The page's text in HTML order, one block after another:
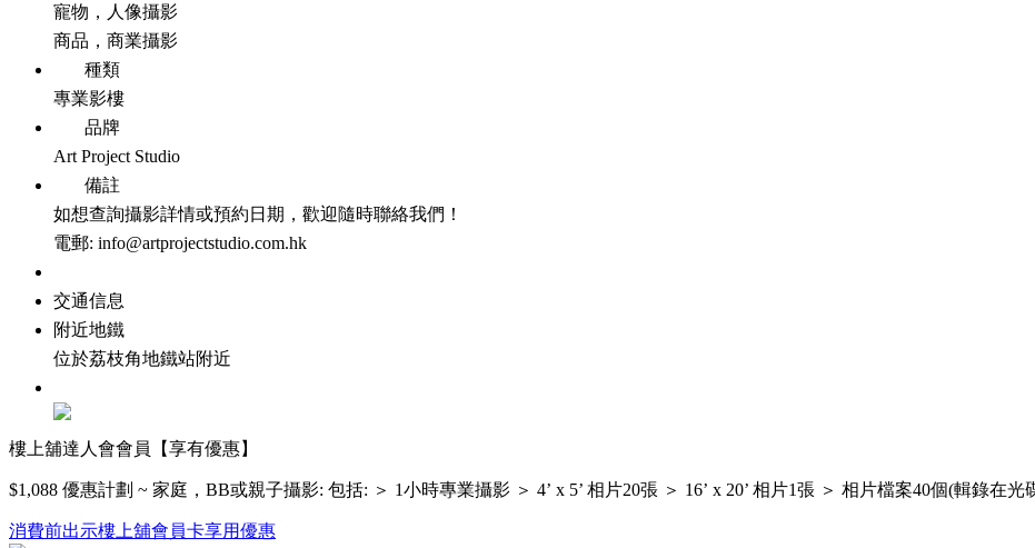
寵物，人像攝影
商品，商業攝影
種類
專業影樓
品牌
Art Project Studio
備註
如想查詢攝影詳情或預約日期，歡迎隨時聯絡我們！
電郵: info@artprojectstudio.com.hk
交通信息
附近地鐵
位於荔枝角地鐵站附近
樓上舖達人會會員【享有優惠】
$1,088 優惠計劃 ~ 家庭，BB或親子攝影: 包括: ＞ 1小時專業攝影 ＞ 4’ x 5’ 相片20張 ＞ 16’ x 20’ 相片1張 ＞ 相片檔案40個(輯錄在
消費前出示樓上舖會員卡享用優惠